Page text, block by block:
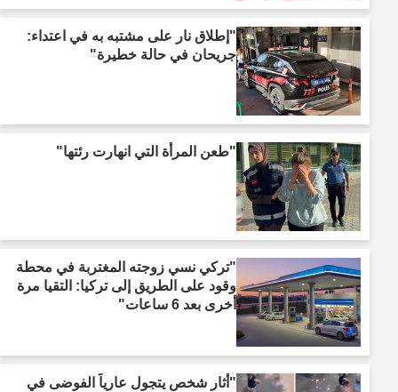
"إطلاق نار على مشتبه به في اعتداء:
جريحان في حالة خطيرة"
"طعن المرأة التي انهارت رئتها"
"تركي نسي زوجته المغتربة في محطة
وقود على الطريق إلى تركيا: التقيا مرة
أخرى بعد 6 ساعات"
"أثار شخص يتجول عارياً الفوضى في